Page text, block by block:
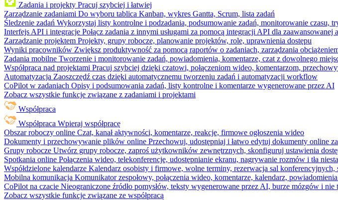
Zadania i projekty Pracuj szybciej i łatwiej
Zarządzanie zadaniami Do wyboru tablica Kanban, wykres Gantta, Scrum, lista zadań
Śledzenie zadań Wykorzystaj listy kontrolne i podzadania, podsumowanie zadań, monitorowanie czasu,
Interfejs API i integracje Połącz zadania z innymi usługami za pomocą integracji API dla zaawansowanej
Zarządzanie projektem Projekty, grupy robocze, planowanie projektów, role, uprawnienia dostępu
Wyniki pracowników Zwiększ produktywność za pomocą raportów o zadaniach, zarządzania
Zadania mobilne Tworzenie i monitorowanie zadań, powiadomienia, komentarze, czat z dowolnego
Współpraca nad projektami Pracuj szybciej dzięki czatowi, połączeniom wideo, komentarzom,
Automatyzacja Zaoszczędź czas dzięki automatycznemu tworzeniu zadań i automatyzacji workflow
CoPilot w zadaniach Opisy i podsumowania zadań, listy kontrolne i komentarze wygenerowane przez AI
Zobacz wszystkie funkcje związane z zadaniami i projektami
Współpraca
Współpraca Wpieraj współpracę
Obszar roboczy online Czat, kanał aktywności, komentarze, reakcje, firmowe ogłoszenia wideo
Dokumenty i przechowywanie plików online Przechowuj, udostępniaj i łatwo edytuj dokumenty online
Grupy robocze Utwórz grupy robocze, zaproś użytkowników zewnętrznych, skonfiguruj ustawienia
Spotkania online Połączenia wideo, telekonferencje, udostępnianie ekranu, nagrywanie rozmów i tła
Współdzielone kalendarze Kalendarz osobisty i firmowe, wolne terminy, rezerwacja sal konferencyjnych,
Mobilna komunikacja Komunikator zespołowy, połączenia wideo, komentarze, kalendarz,
CoPilot na czacie Nieograniczone źródło pomysłów, teksty wygenerowane przez AI, burze mózgów i nie
Zobacz wszystkie funkcje związane ze współpracą